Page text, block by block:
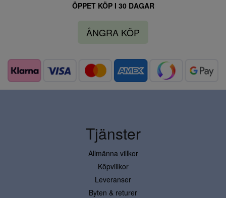
ÖPPET KÖP I 30 DAGAR
ÅNGRA KÖP
Tjänster
Allmänna villkor
Köpvillkor
Leveranser
Byten & returer